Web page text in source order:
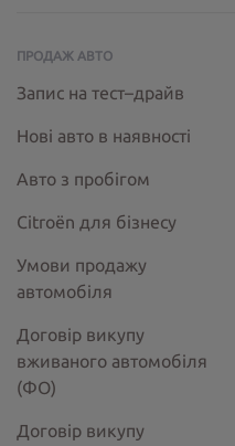
ПРОДАЖ АВТО
Запис на тест–драйв
Нові авто в наявності
Авто з пробігом
Citroёn для бізнесу
Умови продажу
автомобіля
Договір викупу
вживаного автомобіля
(ФО)
Договір викупу